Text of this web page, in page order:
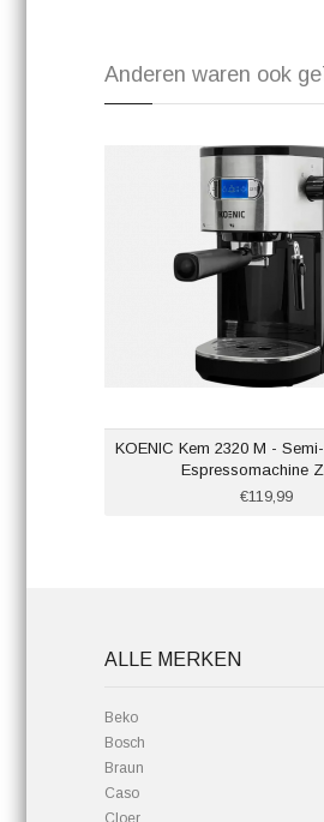
Anderen waren ook
KOENIC Kem 2320 M -
Espressomachine
€119,99
ALLE MERKEN
Beko
Bosch
Braun
Caso
Cloer